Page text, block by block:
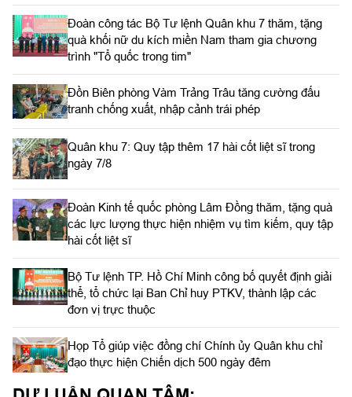
Đoàn công tác Bộ Tư lệnh Quân khu 7 thăm, tặng
quà khối nữ du kích miền Nam tham gia chương
trình "Tổ quốc trong tim"
Đồn Biên phòng Vàm Trảng Trâu tăng cường đấu
tranh chống xuất, nhập cảnh trái phép
Quân khu 7: Quy tập thêm 17 hài cốt liệt sĩ trong
ngày 7/8
Đoàn Kinh tế quốc phòng Lâm Đồng thăm, tặng quà
các lực lượng thực hiện nhiệm vụ tìm kiếm, quy tập
hài cốt liệt sĩ
Bộ Tư lệnh TP. Hồ Chí Minh công bố quyết định giải
thể, tổ chức lại Ban Chỉ huy PTKV, thành lập các
đơn vị trực thuộc
Họp Tổ giúp việc đồng chí Chính ủy Quân khu chỉ
đạo thực hiện Chiến dịch 500 ngày đêm